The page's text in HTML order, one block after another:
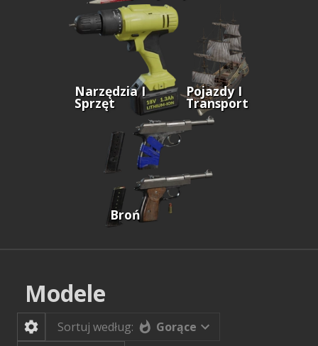
Narzędzia I
Sprzęt
Pojazdy I
Transport
Broń
Modele
Sortuj według:
Gorące